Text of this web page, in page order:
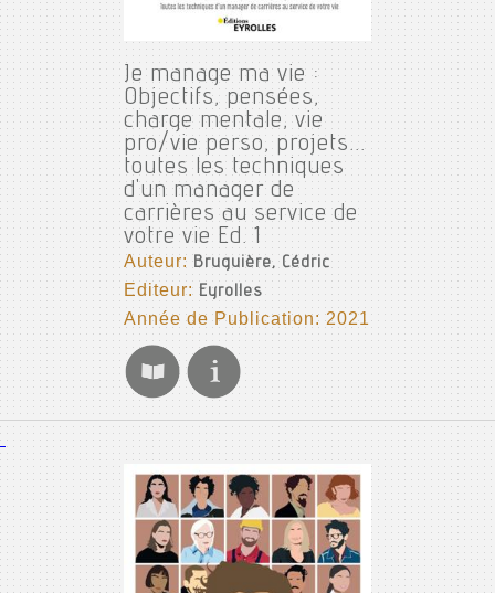
Je manage ma vie :
Objectifs, pensées,
charge mentale, vie
pro/vie perso, projets...
toutes les techniques
d'un manager de
carrières au service de
votre vie Ed. 1
Auteur:Bruguière, Cédric
Editeur: Eyrolles
Année de Publication: 2021